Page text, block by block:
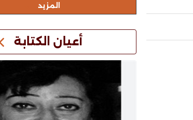
المزيد
أعيان الكتابة